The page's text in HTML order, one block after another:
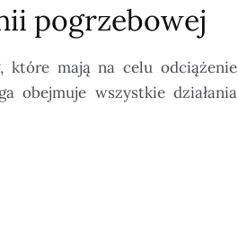
pogrzebowej
które mają na celu odciążenie
obejmuje wszystkie działania